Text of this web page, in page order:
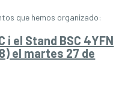
que hemos organizado:
i el Stand BSC 4YFN
el martes 27 de